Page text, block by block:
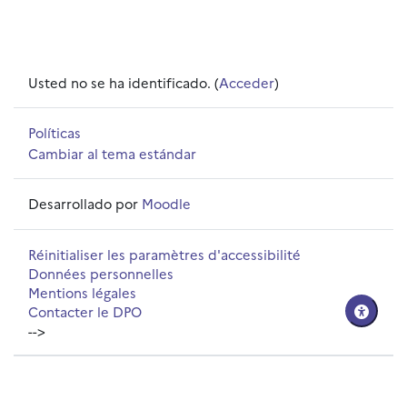
Usted no se ha identificado. (Acceder)
Políticas
Cambiar al tema estándar
Desarrollado por Moodle
Réinitialiser les paramètres d'accessibilité
Données personnelles
Mentions légales
Contacter le DPO
-->